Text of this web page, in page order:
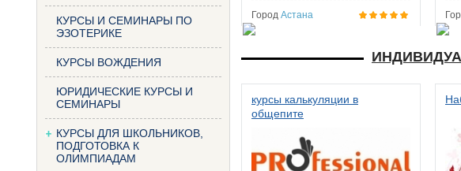
КУРСЫ И СЕМИНАРЫ ПО
ЭЗОТЕРИКЕ
КУРСЫ ВОЖДЕНИЯ
ЮРИДИЧЕСКИЕ КУРСЫ И
СЕМИНАРЫ
КУРСЫ ДЛЯ ШКОЛЬНИКОВ,
ПОДГОТОВКА К
ОЛИМПИАДАМ
Город Астана
курсы калькуляции в
общепите